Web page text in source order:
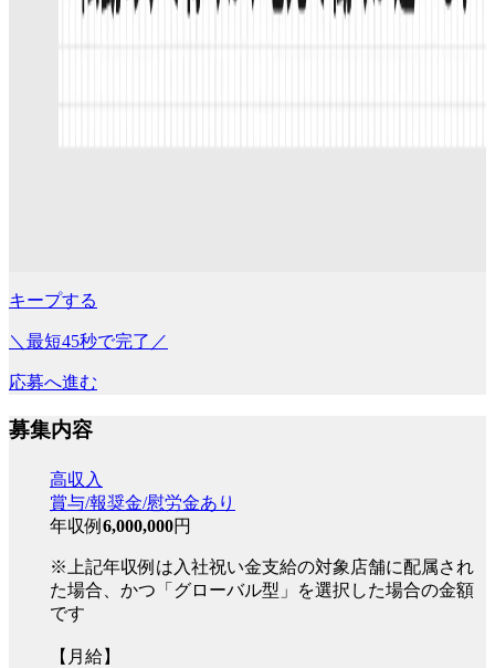
キープする
＼最短45秒で完了／
応募へ進む
募集内容
高収入
賞与/報奨金/慰労金あり
年収例 6,000,000円
※上記年収例は入社祝い金支給の対象店舗に配属され
た場合、かつ「グローバル型」を選択した場合の金額
です
【月給】